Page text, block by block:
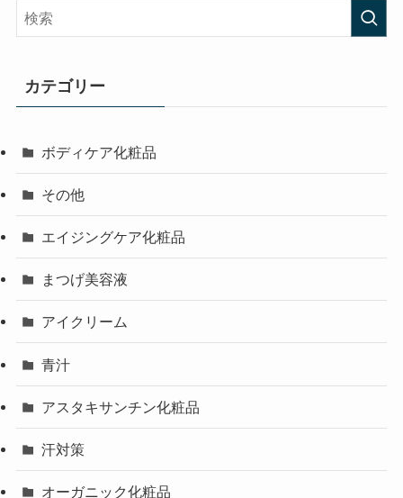
カテゴリー
ボディケア化粧品
その他
エイジングケア化粧品
まつげ美容液
アイクリーム
青汁
アスタキサンチン化粧品
汗対策
オーガニック化粧品